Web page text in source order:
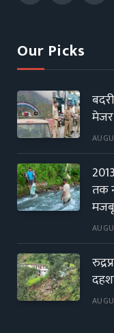
Our Picks
तक